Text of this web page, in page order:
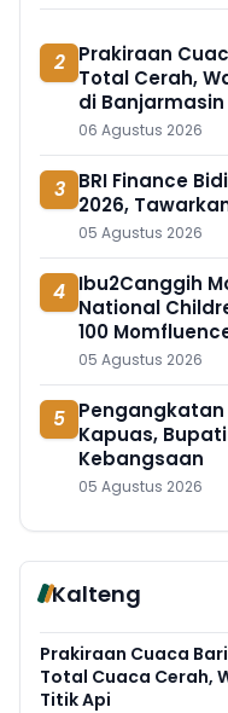
2 Prakiraan
Total Cerah,
di
06 Agustus 2026
3 BRI Finance
2026,
05 Agustus 2026
4 Ibu2Canggih
National
100
05 Agustus 2026
5
Kapuas,
Kebangsaan
05 Agustus 2026
Kalteng
Prakiraan Cuaca
Total Cuaca Cerah,
Titik Api